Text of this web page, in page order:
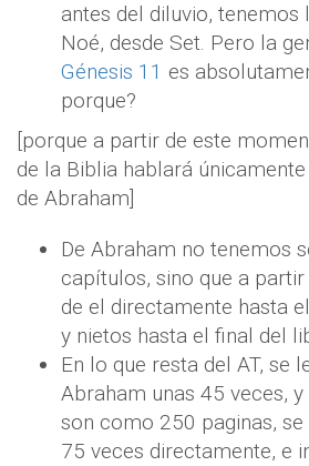
antes del diluvio, tenemos
Noé, desde Set. Pero la
Génesis 11 es
porque?
[porque a partir de este
de la Biblia hablará
de Abraham]
De Abraham no tenemos
capítulos, sino que a
de el directamente hasta
y nietos hasta el final del
En lo que resta del AT, se
Abraham unas 45 veces,
son como 250 paginas,
75 veces directamente, e